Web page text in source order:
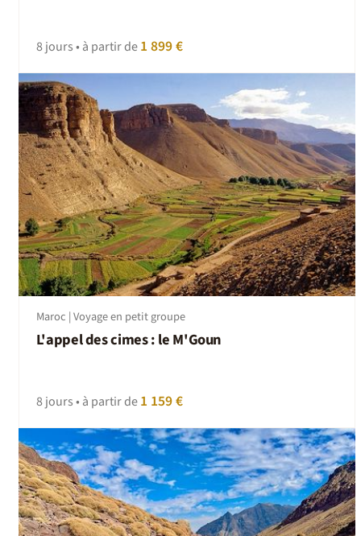
8 jours • à partir de1 899 €
Maroc | Voyage en petit groupe
L'appel des cimes : le M'Goun
8 jours • à partir de1 159 €